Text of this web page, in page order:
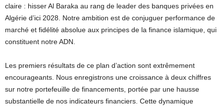
claire : hisser Al Baraka au rang de leader des banques privées en
Algérie d’ici 2028. Notre ambition est de conjuguer performance de
marché et fidélité absolue aux principes de la finance islamique, qui
constituent notre ADN.
Les premiers résultats de ce plan d’action sont extrêmement
encourageants. Nous enregistrons une croissance à deux chiffres
sur notre portefeuille de financements, portée par une hausse
substantielle de nos indicateurs financiers. Cette dynamique